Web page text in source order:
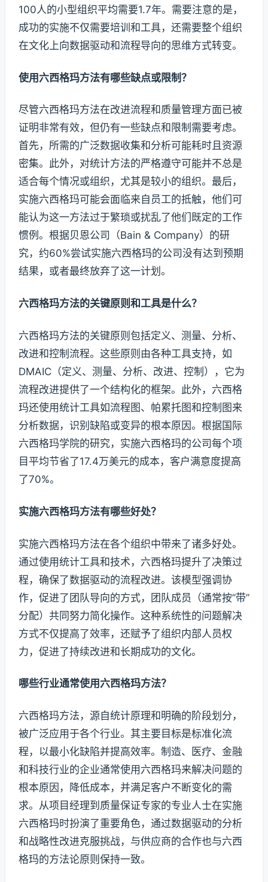
100人的小型组织平均需要1.7年。需要注意的是，
成功的实施不仅需要培训和工具，还需要整个组织
在文化上向数据驱动和流程导向的思维方式转变。
使用六西格玛方法有哪些缺点或限制？
尽管六西格玛方法在改进流程和质量管理方面已被
证明非常有效，但仍有一些缺点和限制需要考虑。
首先，所需的广泛数据收集和分析可能耗时且资源
密集。此外，对统计方法的严格遵守可能并不总是
适合每个情况或组织，尤其是较小的组织。最后，
实施六西格玛可能会面临来自员工的抵触，他们可
能认为这一方法过于繁琐或扰乱了他们既定的工作
惯例。根据贝恩公司（Bain & Company）的研
究，约60%尝试实施六西格玛的公司没有达到预期
结果，或者最终放弃了这一计划。
六西格玛方法的关键原则和工具是什么？
六西格玛方法的关键原则包括定义、测量、分析、
改进和控制流程。这些原则由各种工具支持，如
DMAIC（定义、测量、分析、改进、控制），它为
流程改进提供了一个结构化的框架。此外，六西格
玛还使用统计工具如流程图、帕累托图和控制图来
分析数据，识别缺陷或变异的根本原因。根据国际
六西格玛学院的研究，实施六西格玛的公司每个项
目平均节省了17.4万美元的成本，客户满意度提高
了70%。
实施六西格玛方法有哪些好处？
实施六西格玛方法在各个组织中带来了诸多好处。
通过使用统计工具和技术，六西格玛提升了决策过
程，确保了数据驱动的流程改进。该模型强调协
作，促进了团队导向的方式，团队成员（通常按”带”
分配）共同努力简化操作。这种系统性的问题解决
方式不仅提高了效率，还赋予了组织内部人员权
力，促进了持续改进和长期成功的文化。
哪些行业通常使用六西格玛方法？
六西格玛方法，源自统计原理和明确的阶段划分，
被广泛应用于各个行业。其主要目标是标准化流
程，以最小化缺陷并提高效率。制造、医疗、金融
和科技行业的企业通常使用六西格玛来解决问题的
根本原因，降低成本，并满足客户不断变化的需
求。从项目经理到质量保证专家的专业人士在实施
六西格玛时扮演了重要角色，通过数据驱动的分析
和战略性改进克服挑战，与供应商的合作也与六西
格玛的方法论原则保持一致。